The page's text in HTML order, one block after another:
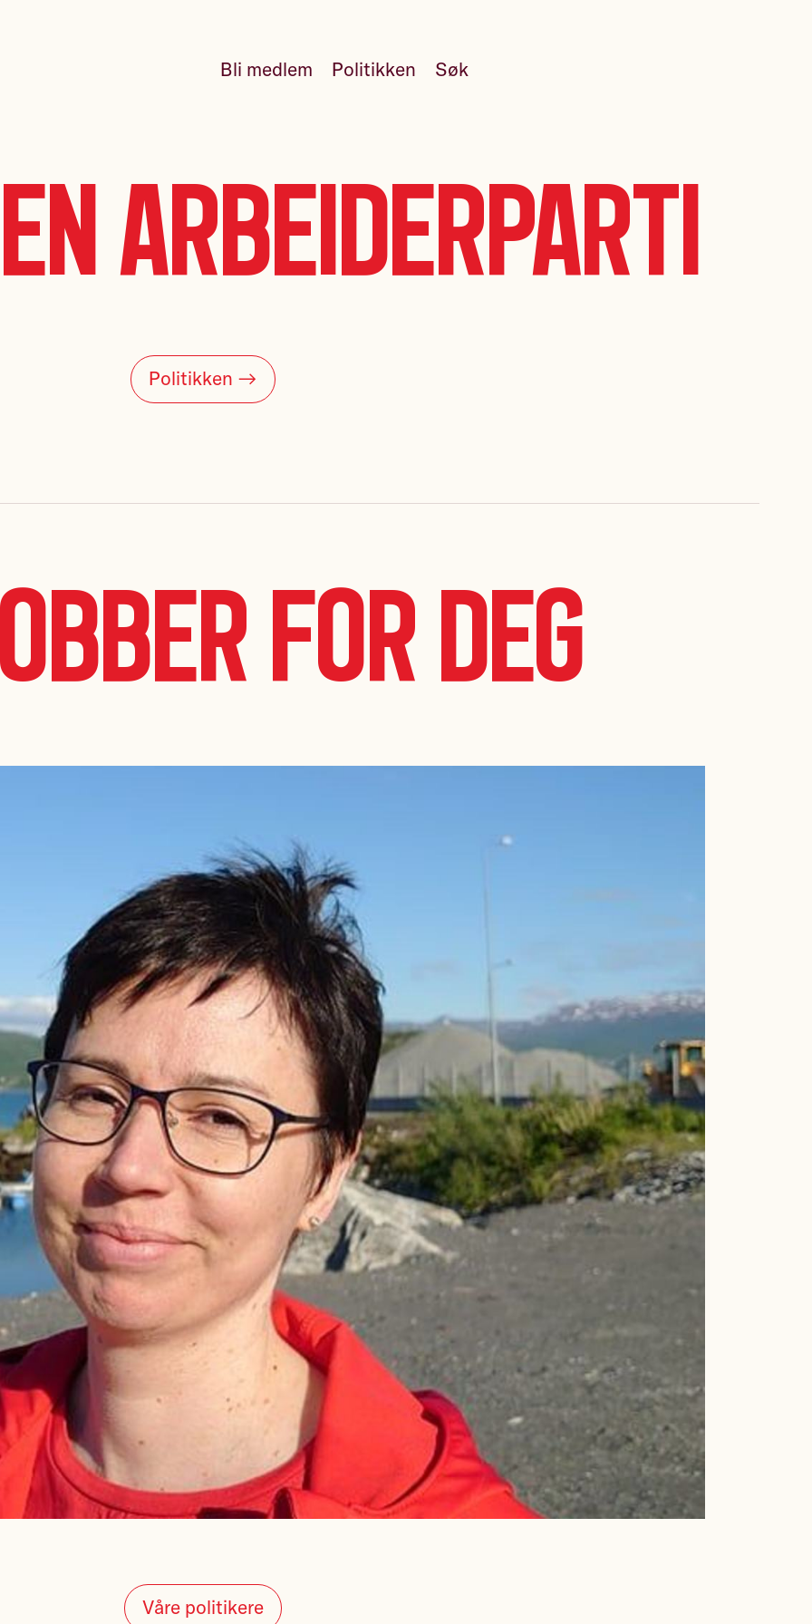
Bli medlem Politikken Søk
Arbeiderparti
Politikken →
for deg
Våre politikere